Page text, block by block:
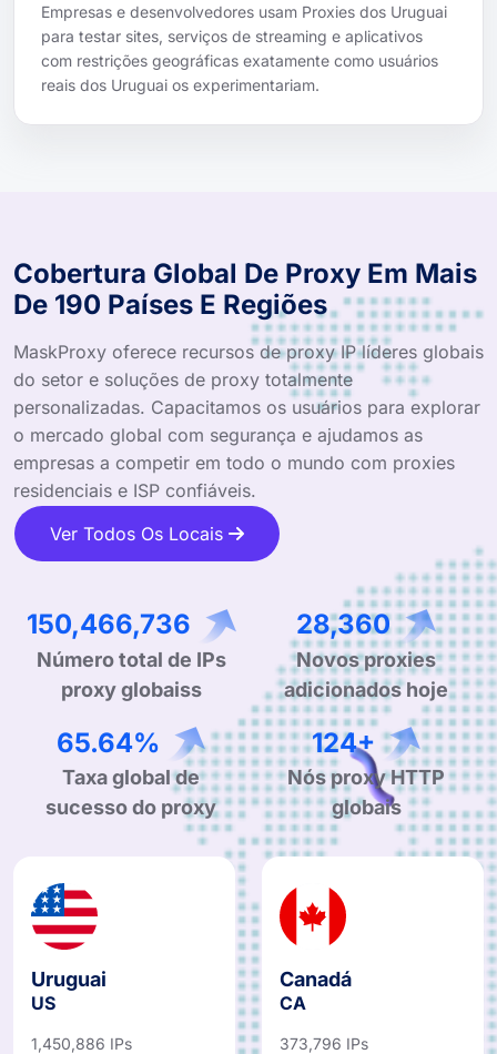
Empresas e desenvolvedores usam Proxies dos Uruguai
para testar sites, serviços de streaming e aplicativos
com restrições geográficas exatamente como usuários
reais dos Uruguai os experimentariam.
Cobertura Global De Proxy Em Mais
De 190 Países E Regiões
MaskProxy oferece recursos de proxy IP líderes globais
do setor e soluções de proxy totalmente
personalizadas. Capacitamos os usuários para explorar
o mercado global com segurança e ajudamos as
empresas a competir em todo o mundo com proxies
residenciais e ISP confiáveis.
Ver Todos Os Locais
222,772,241
Número total de IPs
proxy globaiss
41,989
Novos proxies
adicionados hoje
99.90%
Taxa global de
sucesso do proxy
190+
Nós proxy HTTP
globais
Uruguai
US
1,450,886 IPs
Canadá
CA
373,796 IPs